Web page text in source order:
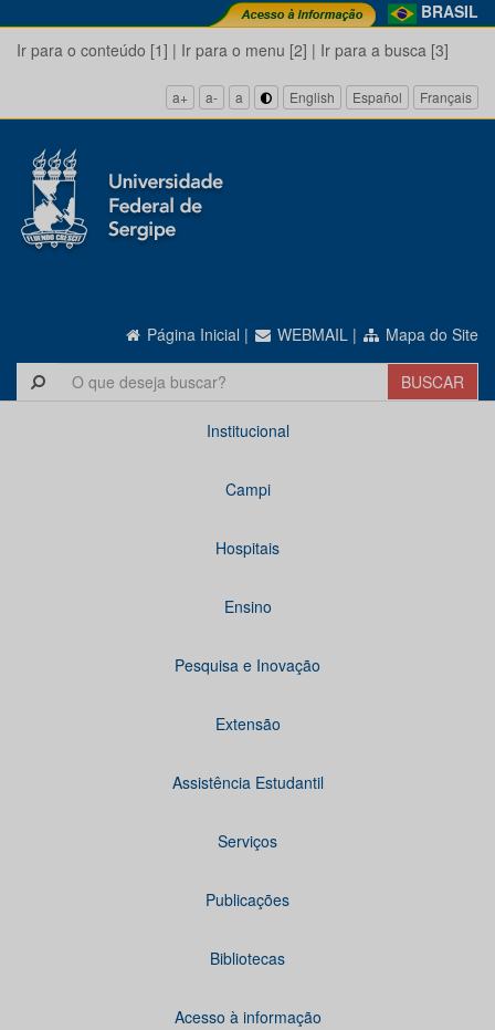
BRASIL
Ir para o conteúdo [1] | Ir para o menu [2] | Ir para a busca [3]
a+ a- a English Español Français
Página Inicial | WEBMAIL | Mapa do Site
Institucional
Campi
Hospitais
Ensino
Pesquisa e Inovação
Extensão
Assistência Estudantil
Serviços
Publicações
Bibliotecas
Acesso à informação